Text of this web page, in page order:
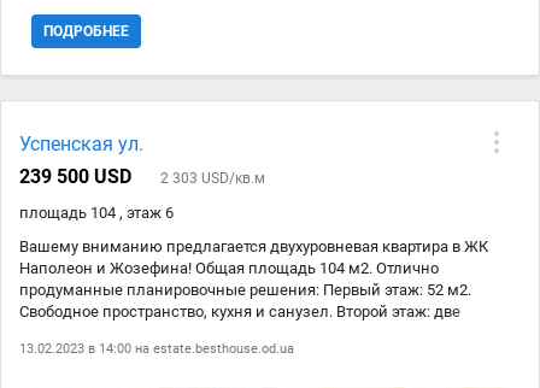
ПОДРОБНЕЕ
Успенская ул.
239 500 USD
2 303 USD/кв.м
площадь 104 , этаж 6
Вашему вниманию предлагается двухуровневая квартира в ЖК
Наполеон и Жозефина! Общая площадь 104 м2. Отлично
продуманные планировочные решения: Первый этаж: 52 м2.
Свободное пространство, кухня и санузел. Второй этаж: две
кабинеты, санузел. Два отдельных входа на каждый этаж и
13.02.2023 в 14:00 на estate.besthouse.od.ua